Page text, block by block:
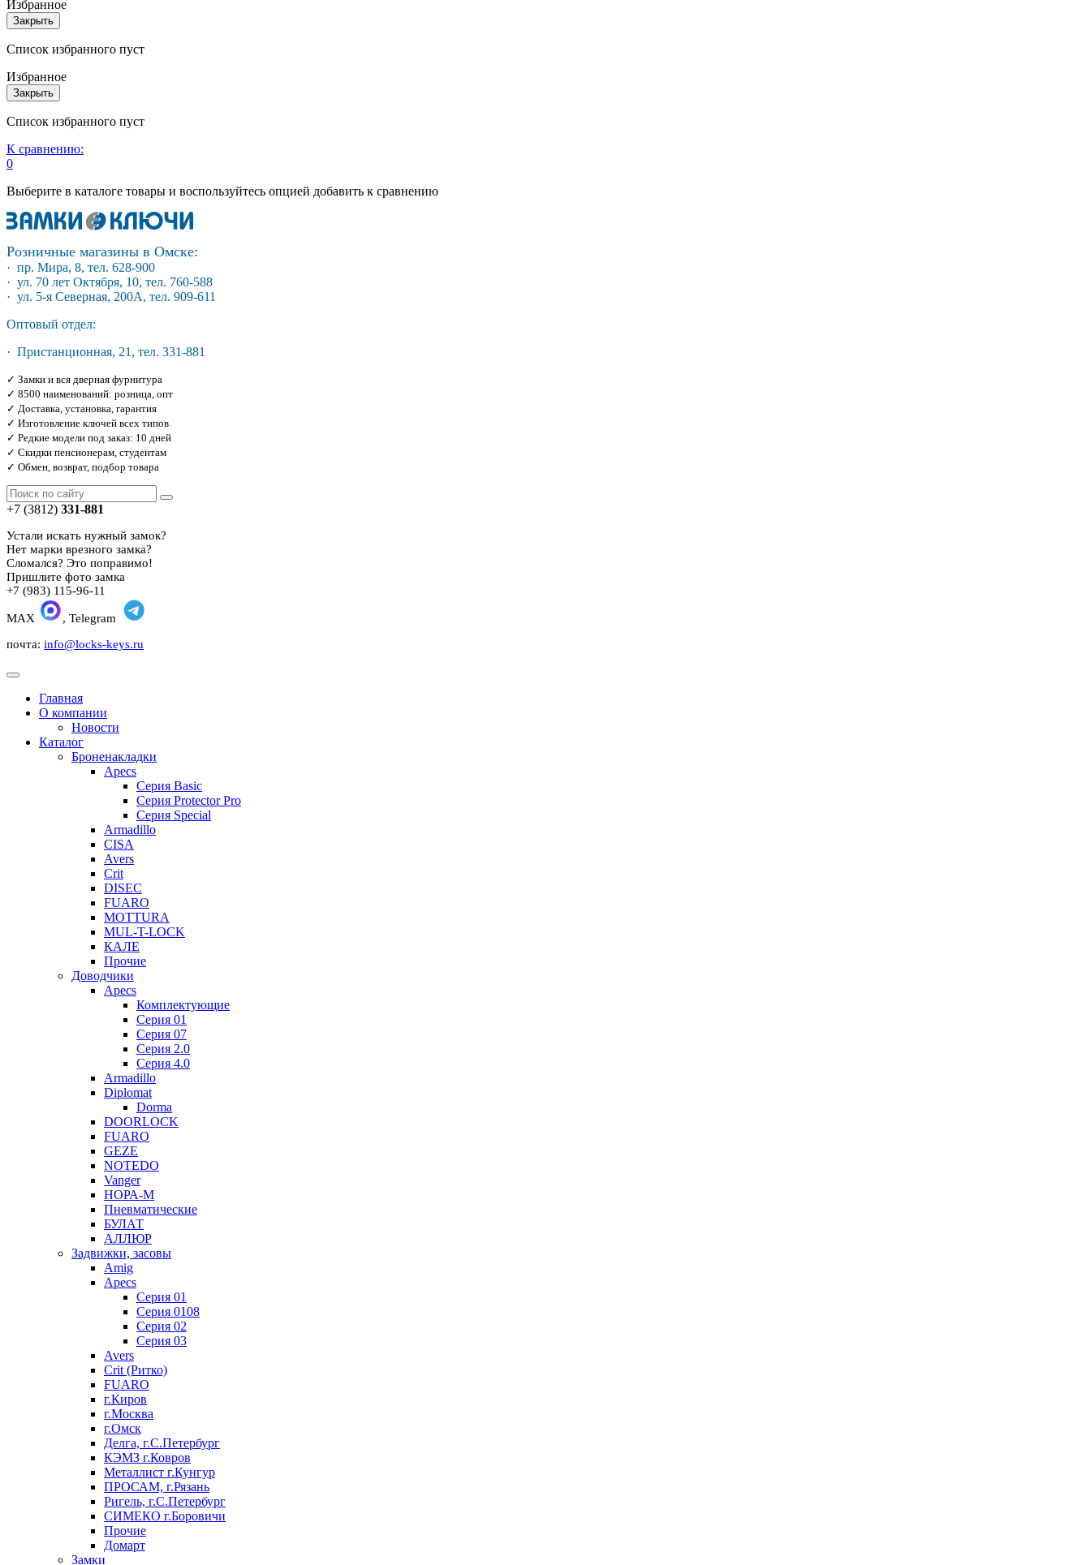
Избранное
Закрыть
Список избранного пуст
Избранное
Закрыть
Список избранного пуст
К сравнению:
0
Выберите в каталоге товары и воспользуйтесь опцией добавить к сравнению
Розничные магазины в Омске:
· пр. Мира, 8, тел. 628-900
· ул. 70 лет Октября, 10, тел. 760-588
· ул. 5-я Северная, 200А, тел. 909-611
Оптовый отдел:
· Пристанционная, 21, тел. 331-881
✓ Замки и вся дверная фурнитура
✓ 8500 наименований: розница, опт
✓ Доставка, установка, гарантия
✓ Изготовление ключей всех типов
✓ Редкие модели под заказ: 10 дней
✓ Скидки пенсионерам, студентам
✓ Обмен, возврат, подбор товара
+7 (3812) 331-881
Устали искать нужный замок?
Нет марки врезного замка?
Сломался? Это поправимо!
Пришлите фото замка
+7 (983) 115-96-11
MAX
, Telegram
почта: info@locks-keys.ru
Главная
О компании
Новости
Каталог
Броненакладки
Apecs
Серия Basic
Серия Protector Pro
Серия Special
Armadillo
CISA
Avers
Crit
DISEC
FUARO
MOTTURA
MUL-T-LOCK
КАЛЕ
Прочие
Доводчики
Apecs
Комплектующие
Серия 01
Серия 07
Серия 2.0
Серия 4.0
Armadillo
Diplomat
Dorma
DOORLOCK
FUARO
GEZE
NOTEDO
Vanger
НОРА-М
Пневматические
БУЛАТ
АЛЛЮР
Задвижки, засовы
Amig
Apecs
Серия 01
Серия 0108
Серия 02
Серия 03
Avers
Crit (Ритко)
FUARO
г.Киров
г.Москва
г.Омск
Делга, г.С.Петербург
КЭМЗ г.Ковров
Металлист г.Кунгур
ПРОСАМ, г.Рязань
Ригель, г.С.Петербург
СИМЕКО г.Боровичи
Прочие
Домарт
Замки